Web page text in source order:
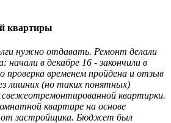
квартиры
нужно отдавать. Ремонт делали
начали в декабре 16 - закончили в
проверка временем пройдена и отзыв
лишних (но таких понятных)
квартирки.
квартире на основе
от застройщика. Бюджет был